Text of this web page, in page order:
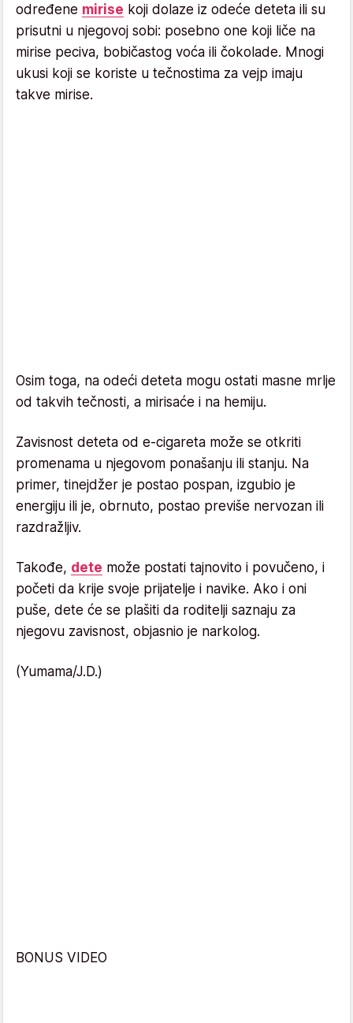
određene mirise koji dolaze iz odeće deteta ili su
prisutni u njegovoj sobi: posebno one koji liče na
mirise peciva, bobičastog voća ili čokolade. Mnogi
ukusi koji se koriste u tečnostima za vejp imaju
takve mirise.
Osim toga, na odeći deteta mogu ostati masne mrlje
od takvih tečnosti, a mirisaće i na hemiju.
Zavisnost deteta od e-cigareta može se otkriti
promenama u njegovom ponašanju ili stanju. Na
primer, tinejdžer je postao pospan, izgubio je
energiju ili je, obrnuto, postao previše nervozan ili
razdražljiv.
Takođe, dete može postati tajnovito i povučeno, i
početi da krije svoje prijatelje i navike. Ako i oni
puše, dete će se plašiti da roditelji saznaju za
njegovu zavisnost, objasnio je narkolog.
(Yumama/J.D.)
BONUS VIDEO